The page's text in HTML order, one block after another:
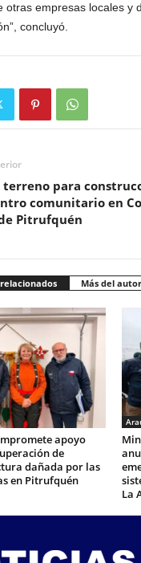
otras empresas locales y
concluyó.
terreno para
comunitario en
Pitrufquén
Más del autor
apoyo
de
dañada por las
en Pitrufquén
La